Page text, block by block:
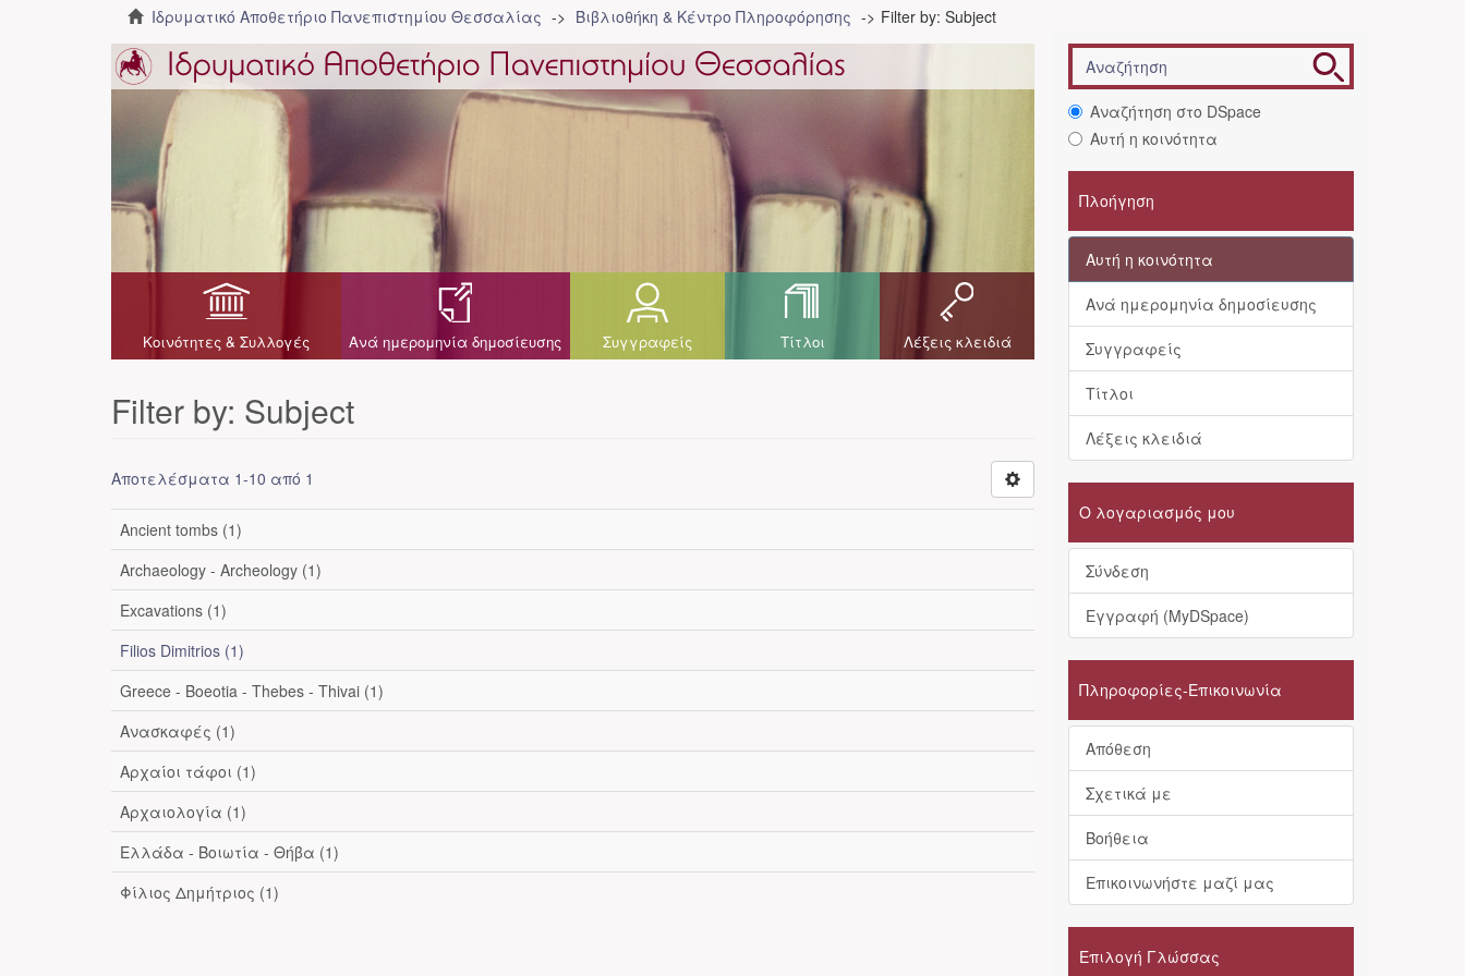
Ιδρυματικό Αποθετήριο Πανεπιστημίου Θεσσαλίας Βιβλιοθήκη & Κέντρο Πληροφόρησης Filter by: Subject
Κοινότητες & Συλλογές Ανά ημερομηνία δημοσίευσης Συγγραφείς Τίτλοι Λέξεις κλειδιά
Filter by: Subject
Αποτελέσματα 1-10 από 1
Ancient tombs (1)
Archaeology - Archeology (1)
Excavations (1)
Filios Dimitrios (1)
Greece - Boeotia - Thebes - Thivai (1)
Ανασκαφές (1)
Αρχαίοι τάφοι (1)
Αρχαιολογία (1)
Ελλάδα - Βοιωτία - Θήβα (1)
Φίλιος Δημήτριος (1)
Αναζήτηση στο DSpace
Αυτή η κοινότητα
Πλοήγηση
Αυτή η κοινότητα
Ανά ημερομηνία δημοσίευσης
Συγγραφείς
Τίτλοι
Λέξεις κλειδιά
Ο λογαριασμός μου
Σύνδεση
Εγγραφή (MyDSpace)
Πληροφορίες-Επικοινωνία
Απόθεση
Σχετικά με
Βοήθεια
Επικοινωνήστε μαζί μας
Επιλογή Γλώσσας